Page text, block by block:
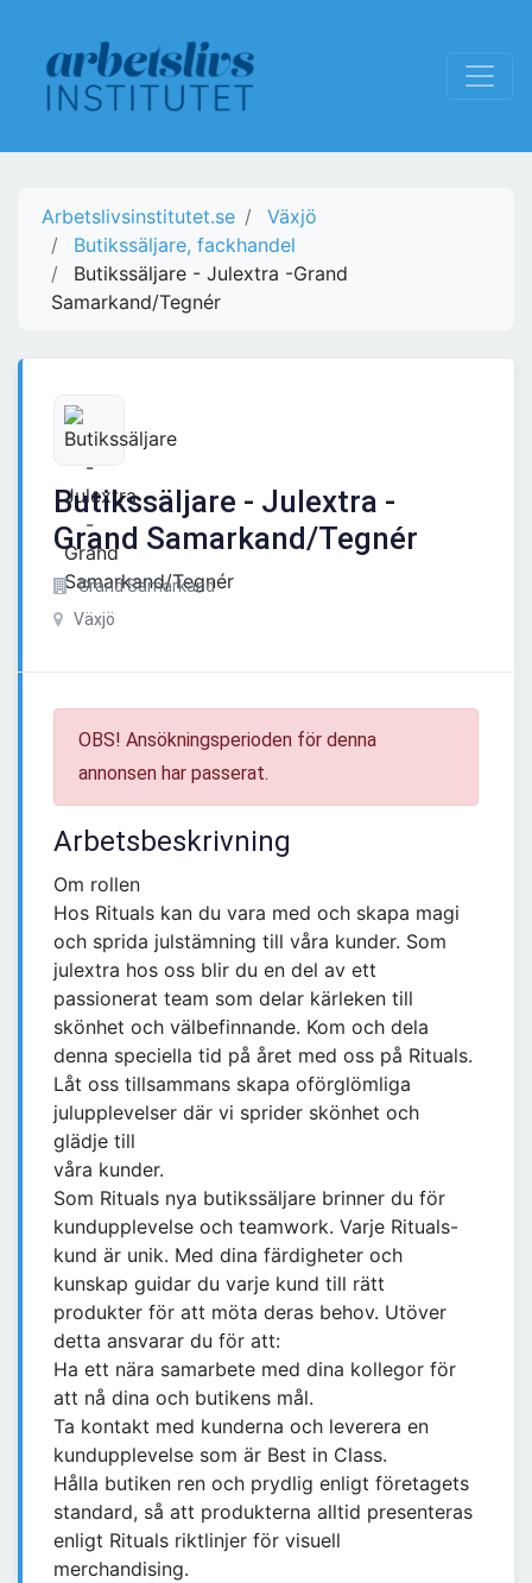
Arbetslivsinstitutet.se
Växjö
Butikssäljare, fackhandel
Butikssäljare - Julextra -Grand
Samarkand/Tegnér
Butikssäljare - Julextra -
Grand Samarkand/Tegnér
Grand Samarkand
Växjö
OBS! Ansökningsperioden för denna
annonsen har passerat.
Arbetsbeskrivning
Om rollen
Hos Rituals kan du vara med och skapa magi
och sprida julstämning till våra kunder. Som
julextra hos oss blir du en del av ett
passionerat team som delar kärleken till
skönhet och välbefinnande. Kom och dela
denna speciella tid på året med oss på Rituals.
Låt oss tillsammans skapa oförglömliga
julupplevelser där vi sprider skönhet och
glädje till
våra kunder.
Som Rituals nya butikssäljare brinner du för
kundupplevelse och teamwork. Varje Rituals-
kund är unik. Med dina färdigheter och
kunskap guidar du varje kund till rätt
produkter för att möta deras behov. Utöver
detta ansvarar du för att:
Ha ett nära samarbete med dina kollegor för
att nå dina och butikens mål.
Ta kontakt med kunderna och leverera en
kundupplevelse som är Best in Class.
Hålla butiken ren och prydlig enligt företagets
standard, så att produkterna alltid presenteras
enligt Rituals riktlinjer för visuell
merchandising.